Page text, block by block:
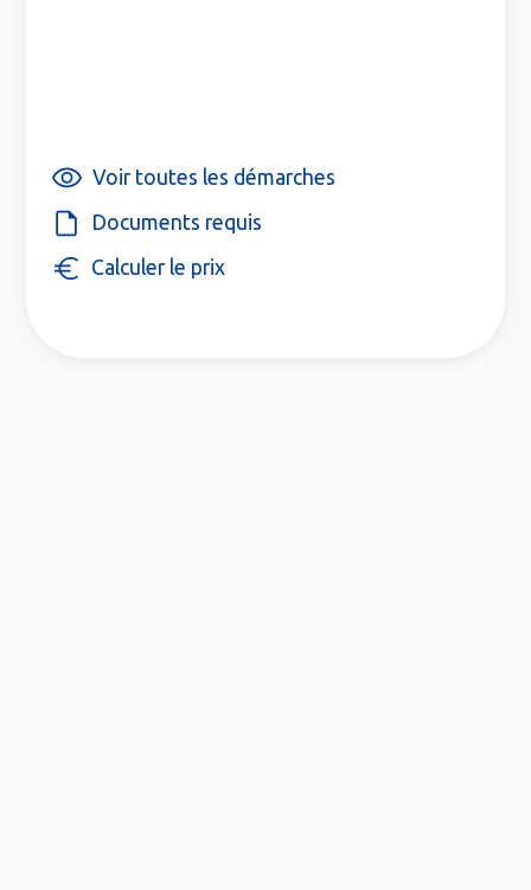
Voir toutes les démarches
Documents requis
Calculer le prix